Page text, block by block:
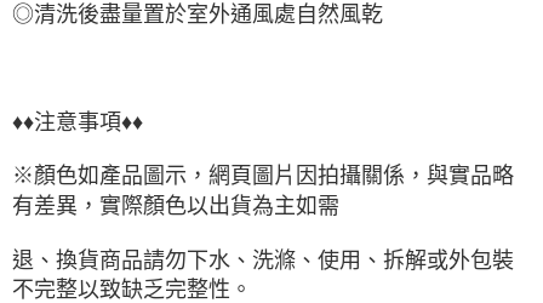
◎清洗後盡量置於室外通風處自然風乾
♦♦注意事項♦♦
※顏色如產品圖示，網頁圖片因拍攝關係，與實品略
有差異，實際顏色以出貨為主如需
退、換貨商品請勿下水、洗滌、使用、拆解或外包裝
不完整以致缺乏完整性。